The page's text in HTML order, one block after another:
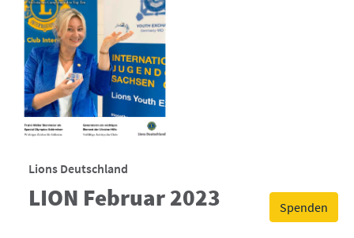
Spenden
Lions Deutschland
LION Februar 2023